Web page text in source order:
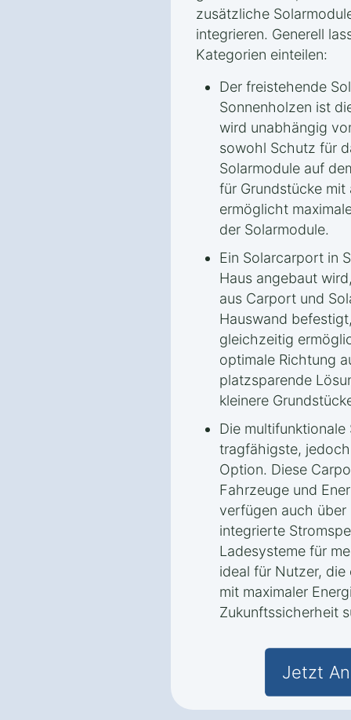
zusätzliche
integrieren. Generell
Kategorien einteilen:
Der freistehende
Sonnenholzen ist
wird unabhängig
sowohl Schutz für
Solarmodule auf
für Grundstücke
ermöglicht
der Solarmodule.
Ein Solarcarport in
Haus angebaut
aus Carport und
Hauswand
gleichzeitig
optimale Richtung
platzsparende
kleinere
Die
tragfähigste,
Option. Diese
Fahrzeuge und
verfügen auch
integrierte
Ladesysteme für
ideal für Nutzer, die
mit maximaler
Zukunftssicherheit
Jetzt